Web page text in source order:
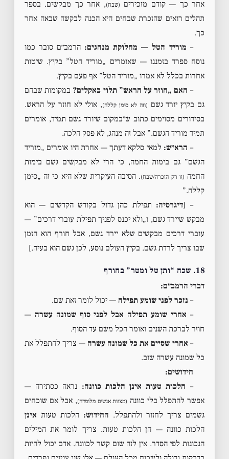
אחר כך — קודם מזכירים (שבח), אחר כך מבקשים. בספר
תהלים רואים שהזכרת שבחים היא הכנה לבקשה שבאה אחר
כך.
– מוריד הטל — מחלוקת מנהגים: הרמב״ם סובר כמו
נוסח ספרד בזמננו — שאומרים „מוריד הטל” בקיץ. שיטות
אחרות בכלל לא אמרו „מוריד הטל” אף פעם בקיץ.
– האם „חוזר על הראש” תלוי באקלים? במקומות שבהם
גם בקיץ יורד גשם (וזה לא סימן קללה), אולי לא חוזר על הראש.
בסידורים מסוימים כתוב ש״במקום שיורד גשם תמיד, אומרים
תמיד מוריד הגשם.” אבל זה מנהג, לא פסק הלכה.
– הרא״ש: למאי סלקא דעתך — אחרת היו אומרים „מוריד
הגשם” גם בימות החמה, כי הרי לא מבקשים גשם בימות
החמה (זו רק הזכרה/שבח). הסיבה העיקרית שלא היא כי זה „סימן
קללה.”
– [דיגרסיה: תפילת כהן גדול בקודש הקדשים — הוא
מבקש שיירד גשם, ו„ולא יכנס לפניך תפילת עוברי דרכים” —
עוברי דרכים מבקשים שלא יירד גשם, אבל חורף הוא הזמן
שבו צריך לרדת גשם. בקיץ העולם נוסע, לכן גשם הוא בעיה.]
18. שכח “ותן טל ומטר” בחורף
דברי הרמב״ם:
– נזכר לפני שומע תפילה — יכול לומר זאת שם.
– אחרי שומע תפילה אבל לפני סוף שמונה עשרה —
חוזר לברכת השנים ואומר הכל משם עד הסוף.
– אחרי שסיים את כל שמונה עשרה — צריך להתפלל את
כל שמונה עשרה שוב.
חידושים:
– הלכות טעות אינן הלכות כוונה: נראה כסתירה —
אפשר להתפלל בלי כוונה (מצוות אנשים מלומדה), אבל אם שוכחים
גשמים צריך לחזור ולהתפלל. החידוש: הלכות טעות אינן
הלכות כוונה — הן הלכות טעות. צריך לומר את המילים
הנכונות לפי הסדר. אין לזה שום קשר לכוונה. אדם יכול להיות